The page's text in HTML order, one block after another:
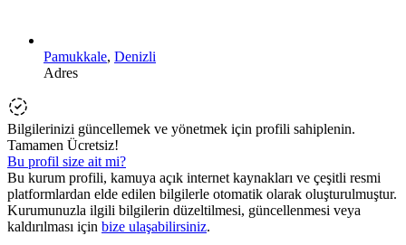
Pamukkale, Denizli
Adres
Bilgilerinizi güncellemek ve yönetmek için profili sahiplenin.
Tamamen Ücretsiz!
Bu profil size ait mi?
Bu kurum profili, kamuya açık internet kaynakları ve çeşitli resmi
platformlardan elde edilen bilgilerle otomatik olarak oluşturulmuştur.
Kurumunuzla ilgili bilgilerin düzeltilmesi, güncellenmesi veya
kaldırılması için bize ulaşabilirsiniz.